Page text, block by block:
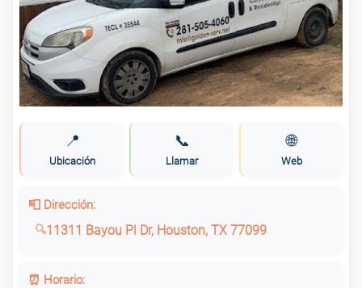
📍
Ubicación
📞
Llamar
🌐
Web
📮 Dirección:
11311 Bayou Pl Dr, Houston, TX 77099
⏰ Horario: